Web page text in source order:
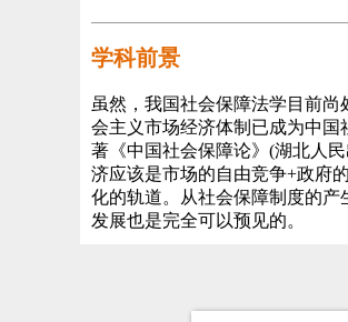
学科前景
虽然，我国社会保障法学目前
会主义市场经济体制已成为中
著《中国社会保障论》(湖北人
济应该是市场的自由竞争+政府
化的轨道。从社会保障制度的
发展也是完全可以预见的。